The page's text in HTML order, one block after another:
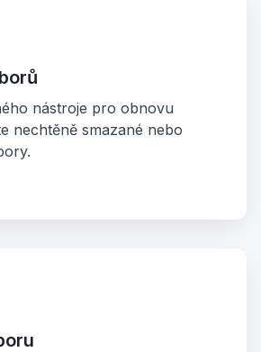
nástroje pro obnovu
nechtěně smazané nebo